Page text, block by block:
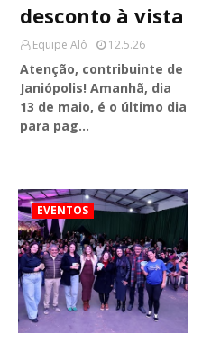
desconto à vista
Equipe Alô 12.5.26
Atenção, contribuinte de
Janiópolis! Amanhã, dia
13 de maio, é o último dia
para pag…
EVENTOS